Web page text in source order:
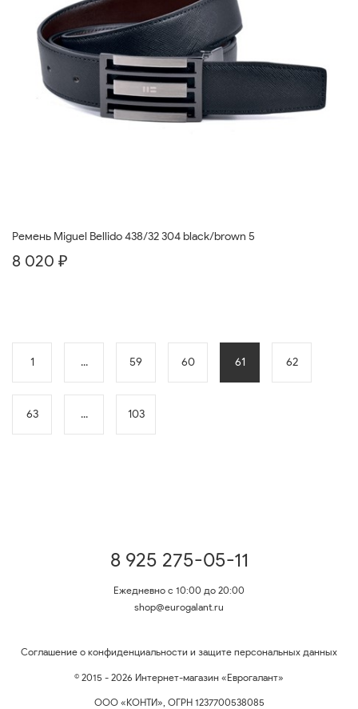
Ремень Miguel Bellido 438/32 304 black/brown 5
8 020 ₽
1 ... 59 60 61 62
63 ... 103
8 925 275-05-11
Ежедневно с 10:00 до 20:00
shop@eurogalant.ru
Соглашение о конфиденциальности и защите персональных данных
© 2015 - 2026 Интернет-магазин «Еврогалант»
ООО «КОНТИ», ОГРН 1237700538085